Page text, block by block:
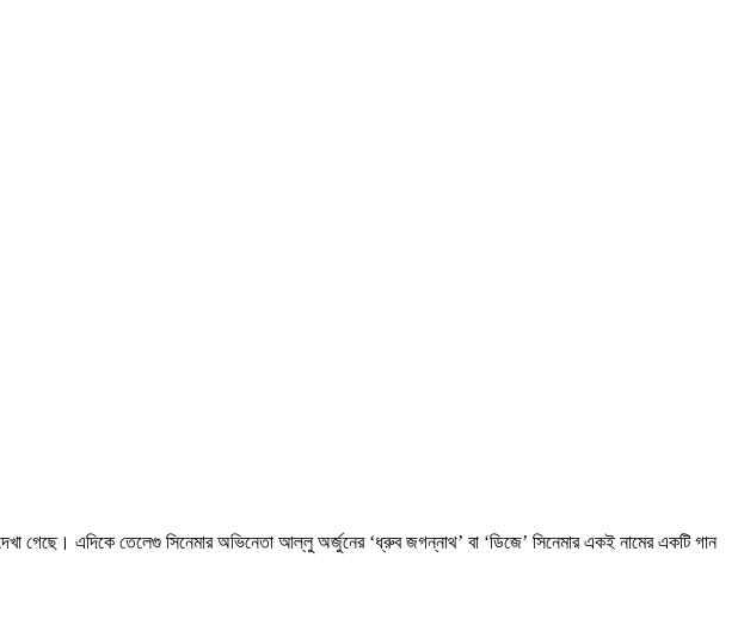
গেছে। এদিকে তেলেগু সিনেমার অভিনেতা আল্লু অর্জুনের ‘ধ্রুব জগন্নাথ’ বা ‘ডিজে’ সিনেমার একই নামের একটি গান